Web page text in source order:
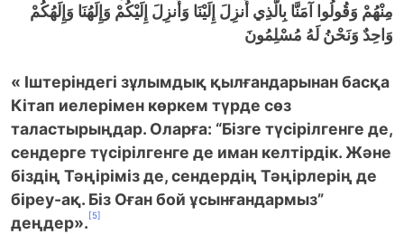
مِنْهُمْ وَقُولُوا آمَنَّا بِالَّذِي أُنزِلَ إِلَيْنَا وَأُنزِلَ إِلَيْكُمْ وَإِلَهُنَا وَإِلَهُكُمْ
وَاحِدٌ وَنَحْنُ لَهُ مُسْلِمُونَ
« Іштеріндегі зұлымдық қылғандарынан басқа
Кітап иелерімен көркем түрде сөз
таластырыңдар. Оларға: “Бізге түсірілгенге де,
сендерге түсірілгенге де иман келтірдік. Және
біздің Тәңіріміз де, сендердің Тәңірлерің де
біреу-ақ. Біз Оған бой ұсынғандармыз”
деңдер».[5]